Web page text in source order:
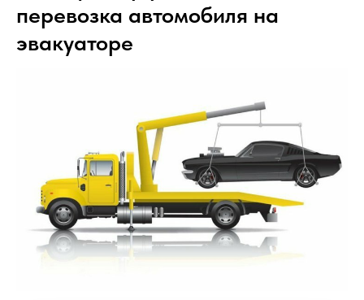
перевозка автомобиля на
эвакуаторе